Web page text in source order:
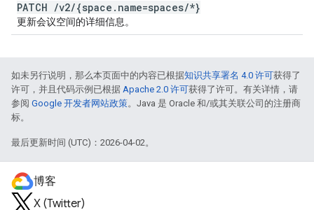
PATCH /v2/{space . name=spaces/*}
更新会议空间的详细信息。
如未另行说明，那么本页面中的内容已根据知识共享署名 4.0 许可获得了
许可，并且代码示例已根据 Apache 2.0 许可获得了许可。有关详情，请
参阅 Google 开发者网站政策。Java 是 Oracle 和/或其关联公司的注册商
标。
最后更新时间 (UTC)：2026-04-02。
博客
X (Twitter)